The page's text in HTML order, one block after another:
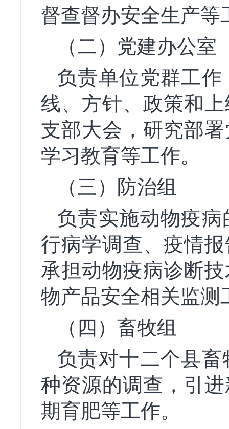
督查督办安全生产等
（二）党建办公室
负责单位党群工
线、方针、政策和
支部大会，研究部
学习教育等工作。
（三）防治组
负责实施动物疫
行病学调查、疫情
承担动物疫病诊断
物产品安全相关监测
（四）畜牧组
负责对十二个县
种资源的调查，引
期育肥等工作。